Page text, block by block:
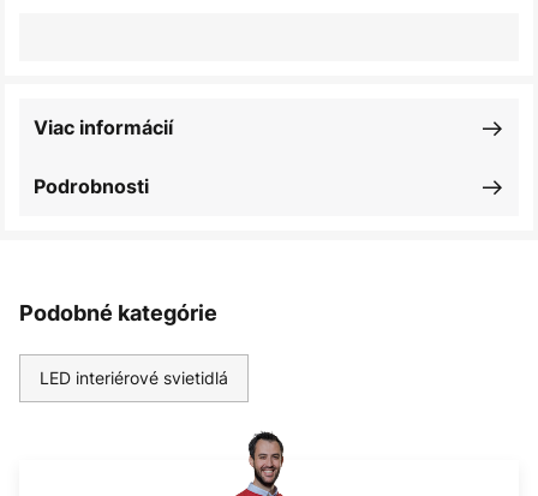
Podrobnosti
Viac informácií
Podobné kategórie
LED interiérové svietidlá